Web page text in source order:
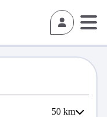
50 km